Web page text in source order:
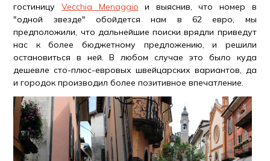
гостиницу Vecchia Menaggio и выяснив, что номер в
"одной звезде" обойдется нам в 62 евро, мы
предположили, что дальнейшие поиски врядли приведут
нас к более бюджетному предложению, и решили
остановиться в ней. В любом случае это было куда
дешевле сто-плюс-евровых швейцарских вариантов, да
и городок производил более позитивное впечатление.